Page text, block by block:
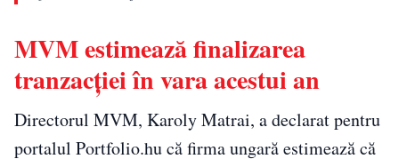
MVM estimează finalizarea
tranzacției în vara acestui an
Directorul MVM, Karoly Matrai, a declarat pentru
portalul Portfolio.hu că firma ungară estimează că